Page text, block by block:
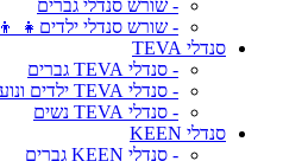
- שורש סנדלי גברים
- שורש סנדלי ילדים👧 👦
סנדלי TEVA
- סנדלי TEVA גברים
- סנדלי TEVA ילדים ונוער
- סנדלי TEVA נשים
סנדלי KEEN
- סנדלי KEEN גברים